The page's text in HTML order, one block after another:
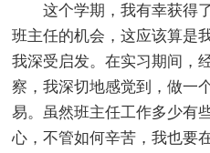
这个学期，我有幸获得了
班主任的机会，这应该算是
我深受启发。在实习期间，
察，我深切地感觉到，做一
易。虽然班主任工作多少有
心，不管如何辛苦，我也要